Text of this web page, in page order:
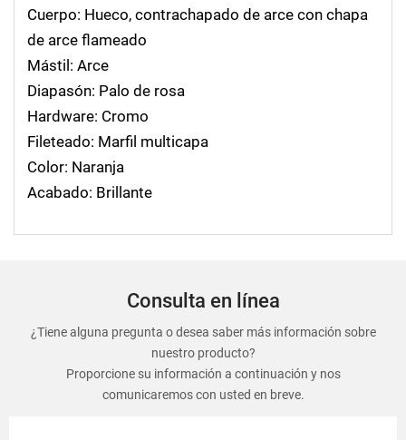
Cuerpo: Hueco, contrachapado de arce con chapa
de arce flameado
Mástil: Arce
Diapasón: Palo de rosa
Hardware: Cromo
Fileteado: Marfil multicapa
Color: Naranja
Acabado: Brillante
Consulta en línea
¿Tiene alguna pregunta o desea saber más información sobre
nuestro producto?
Proporcione su información a continuación y nos
comunicaremos con usted en breve.